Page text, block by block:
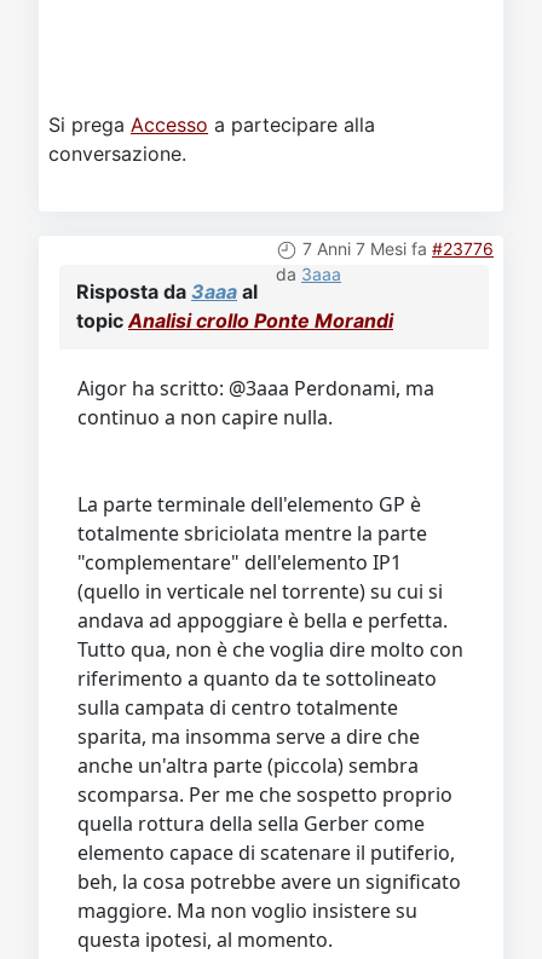
Si prega Accesso a partecipare alla
conversazione.
7 Anni 7 Mesi fa #23776
da 3aaa
Risposta da 3aaa al
topic Analisi crollo Ponte Morandi
Aigor ha scritto: @3aaa Perdonami, ma
continuo a non capire nulla.
La parte terminale dell'elemento GP è
totalmente sbriciolata mentre la parte
"complementare" dell'elemento IP1
(quello in verticale nel torrente) su cui si
andava ad appoggiare è bella e perfetta.
Tutto qua, non è che voglia dire molto con
riferimento a quanto da te sottolineato
sulla campata di centro totalmente
sparita, ma insomma serve a dire che
anche un'altra parte (piccola) sembra
scomparsa. Per me che sospetto proprio
quella rottura della sella Gerber come
elemento capace di scatenare il putiferio,
beh, la cosa potrebbe avere un significato
maggiore. Ma non voglio insistere su
questa ipotesi, al momento.